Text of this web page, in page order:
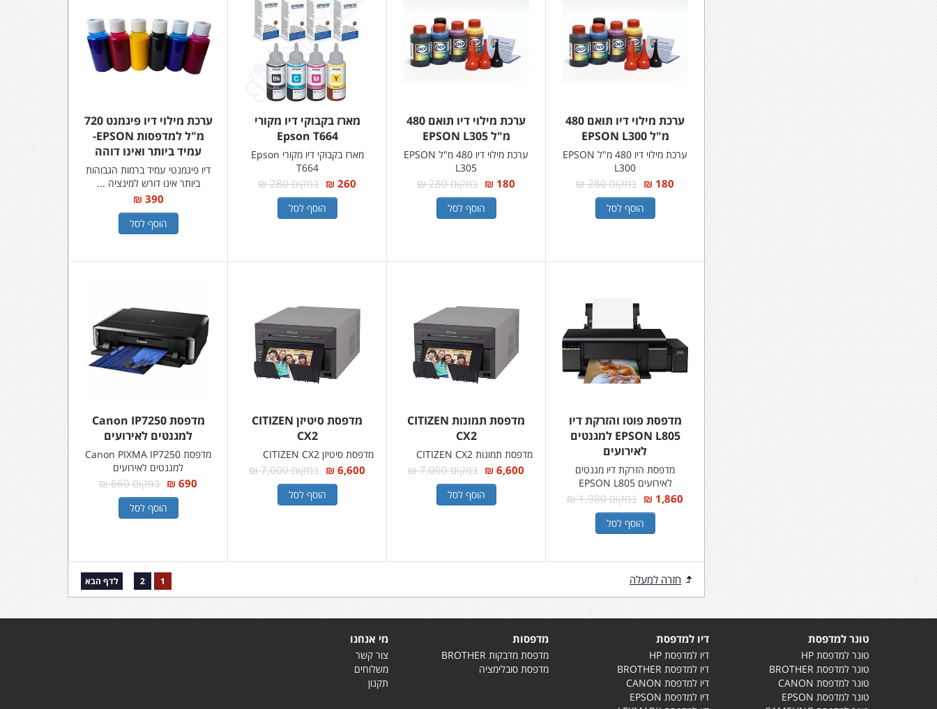
ערכת מילוי דיו תואם 480
מ"ל EPSON L300
ערכת מילוי דיו 480 מ"ל EPSON
L300
180 ₪ במקום 280 ₪
הוסף לסל
ערכת מילוי דיו תואם 480
מ"ל EPSON L305
ערכת מילוי דיו 480 מ"ל EPSON
L305
180 ₪ במקום 280 ₪
הוסף לסל
מארז בקבוקי דיו מקורי
Epson T664
מארז בקבוקי דיו מקורי Epson
T664
260 ₪ במקום 280 ₪
הוסף לסל
ערכת מילוי דיו פיגמנט 720
מ"ל למדפסות EPSON-
עמיד ביותר ואינו דוהה
דיו פיגמנטי עמיד ברמות הגבוהות
ביותר אינו דורש למינציה ...
390 ₪
הוסף לסל
מדפסת פוטו והזרקת דיו
EPSON L805 למגנטים
לאירועים
מדפסת הזרקת דיו מגנטים
לאירועים EPSON L805
1,860 ₪ במקום 1,980 ₪
הוסף לסל
מדפסת תמונות CITIZEN
CX2
מדפסת תמונות CITIZEN CX2
6,600 ₪ במקום 7,000 ₪
הוסף לסל
מדפסת סיטיזן CITIZEN
CX2
מדפסת סיטיזן CITIZEN CX2
6,600 ₪ במקום 7,000 ₪
הוסף לסל
מדפסת Canon IP7250
למגנטים לאירועים
מדפסת Canon PIXMA IP7250
למגנטים לאירועים
690 ₪ במקום 660 ₪
הוסף לסל
חזרה למעלה 1
2 לדף הבא
טונר למדפסת
טונר למדפסת HP
טונר למדפסת BROTHER
טונר למדפסת CANON
טונר למדפסת EPSON
דיו למדפסת
דיו למדפסת HP
דיו למדפסת BROTHER
דיו למדפסת CANON
דיו למדפסת EPSON
מדפסות
מדפסת מדבקות BROTHER
מדפסת סובלימציה
מי אנחנו
צור קשר
משלוחים
תקנון